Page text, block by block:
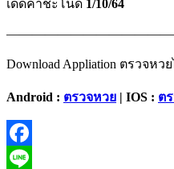
เด็ดคำชะโนด 1/10/64
Download Appliation ตรวจหว
Android : ตรวจหวย | IOS : ต
Facebook